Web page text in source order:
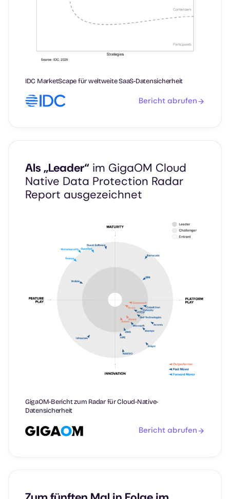
IDC MarketScape für weltweite SaaS-Datensicherheit
Bericht abrufen
Als „Leader“ im GigaOM Cloud
Native Data Protection Radar
Report ausgezeichnet
GigaOM-Bericht zum Radar für Cloud-Native-
Datensicherheit
Bericht abrufen